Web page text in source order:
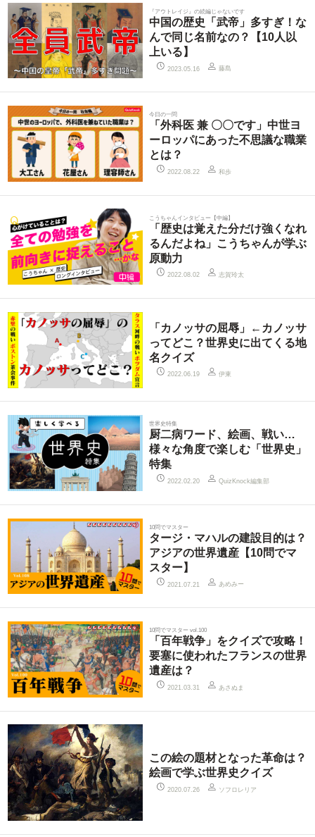
『アウトレイジ』の続編じゃないです
中国の歴史「武帝」多すぎ！な
んで同じ名前なの？【10人以
上いる】
2023.05.16 藤島
今日の一問
「外科医 兼 〇〇です」中世ヨ
ーロッパにあった不思議な職業
とは？
2022.08.22 和歩
こうちゃんインタビュー【中編】
「歴史は覚えた分だけ強くなれ
るんだよね」こうちゃんが学ぶ
原動力
2022.08.02 志賀玲太
「カノッサの屈辱」←カノッサ
ってどこ？世界史に出てくる地
名クイズ
2022.06.19 伊東
世界史特集
厨二病ワード、絵画、戦い…
様々な角度で楽しむ「世界史」
特集
2022.02.20 QuizKnock編集部
10問でマスター
タージ・マハルの建設目的は？
アジアの世界遺産【10問でマ
スター】
2021.07.21 あめみー
10問でマスター vol.100
「百年戦争」をクイズで攻略！
要塞に使われたフランスの世界
遺産は？
2021.03.31 あさぬま
この絵の題材となった革命は？
絵画で学ぶ世界史クイズ
2020.07.26 ソフロレリア